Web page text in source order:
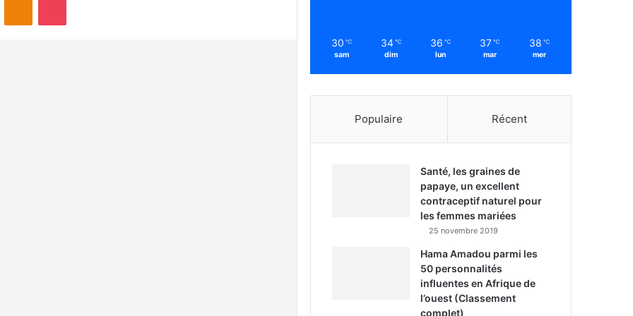
30 ℃
sam
34 ℃
dim
36 ℃
lun
37 ℃
mar
38 ℃
mer
Populaire Récent
Santé, les graines de
papaye, un excellent
contraceptif naturel pour
les femmes mariées
25 novembre 2019
Hama Amadou parmi les
50 personnalités
influentes en Afrique de
l’ouest (Classement
complet)